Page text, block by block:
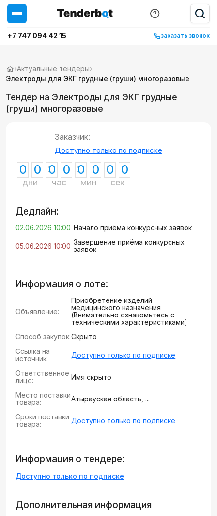
+7 747 094 42 15 заказать звонок
›Актуальные тендеры›
Электроды для ЭКГ грудные (груши) многоразовые
Тендер на Электроды для ЭКГ грудные
(груши) многоразовые
Заказчик:
Доступно только по подписке
0 0
дни
0 0
час
0 0
мин
0 0
сек
Дедлайн:
02.06.2026 10:00 Начало приёма конкурсных заявок
05.06.2026 10:00 Завершение приёма конкурсных
заявок
Информация о лоте:
Объявление:
Приобретение изделий
медицинского назначения
(Внимательно ознакомьтесь с
техническими характеристиками)
Способ закупок:Скрыто
Ссылка на
источник:
Доступно только по подписке
Ответственное
лицо:
Имя скрыто
Место поставки
товара:
Атырауская область, ...
Сроки поставки
товара:
Доступно только по подписке
Информация о тендере:
Доступно только по подписке
Дополнительная информация